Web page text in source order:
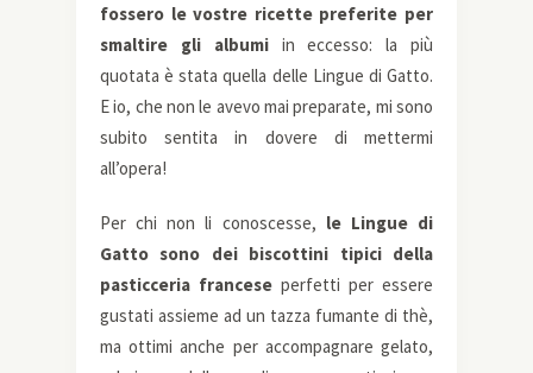
fossero le vostre ricette preferite per
smaltire gli albumiin eccesso: la più
quotata è stata quella delle Lingue di Gatto.
E io, che non le avevo mai preparate, mi sono
subito sentita in dovere di mettermi
all’opera!
Per chi non li conoscesse, le Lingue di
Gatto sono dei biscottini tipici della
pasticceria francese perfetti per essere
gustati assieme ad un tazza fumante di thè,
ma ottimi anche per accompagnare gelato,